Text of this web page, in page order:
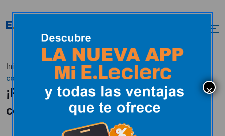
Inicio Actualidad Colaboración
¡Renovamos nuestro
compromiso con el Club Baloncesto FdR!
¡Renovamos nuestro compromiso
con el Club Baloncesto FdR!